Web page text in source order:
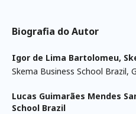
Biografia do Autor
Igor de Lima Bartolomeu,
Skema Business School Brazil,
Lucas Guimarães Mendes
School Brazil